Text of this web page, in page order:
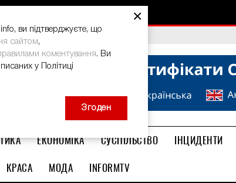
Teacher Prize-2026
ЕКОНОМІКА СУСПІЛЬСТВО ІНЦИДЕНТИ
КРАСА
МОДА INFORMTV
×
ви підтверджуєте, що
сайтом,
коментування. Ви
у Політиці
Згоден